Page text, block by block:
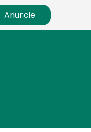
Anuncie